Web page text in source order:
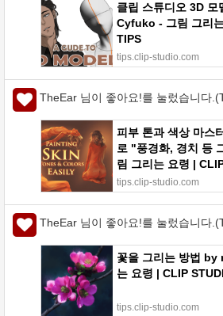
클립 스튜디오 3D
Cyfuko - 그림 그리
TIPS
tips.clip-studio.com
TheEar 님이 좋아요!를 눌렀습니다
피부 톤과 색상 마스
로 "풍경화, 경치 등
림 그리는 요령 |
tips.clip-studio.com
TheEar 님이 좋아요!를 눌렀습니다
꽃을 그리는 방법 by
는 요령 | CLIP
tips.clip-studio.com